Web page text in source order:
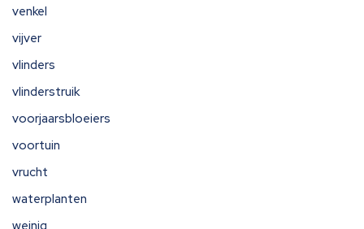
venkel
vijver
vlinders
vlinderstruik
voorjaarsbloeiers
voortuin
vrucht
waterplanten
weinig